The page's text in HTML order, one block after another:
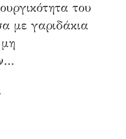
του
με γαριδάκια